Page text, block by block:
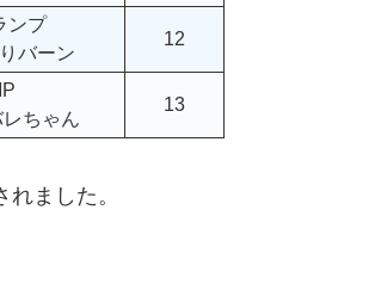
ンプ
バーン
12
ちゃん
13
ました。